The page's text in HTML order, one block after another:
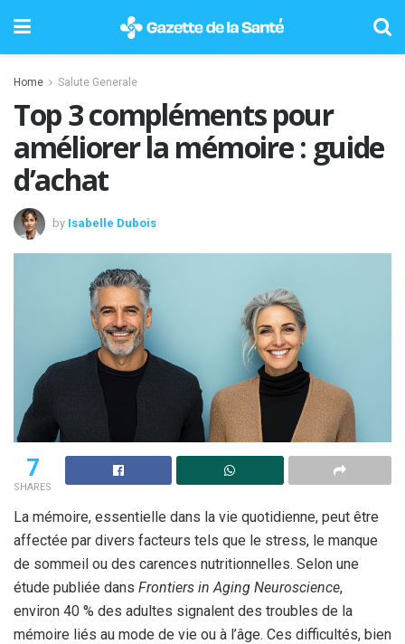
Home Salute Generale
Top 3 compléments pour
améliorer la mémoire : guide
d’achat
by Isabelle Dubois
7
SHARES
La mémoire, essentielle dans la vie quotidienne, peut être
affectée par divers facteurs tels que le stress, le manque
de sommeil ou des carences nutritionnelles. Selon une
étude publiée dans Frontiers in Aging Neuroscience,
environ 40 % des adultes signalent des troubles de la
mémoire liés au mode de vie ou à l’âge. Ces difficultés, bien